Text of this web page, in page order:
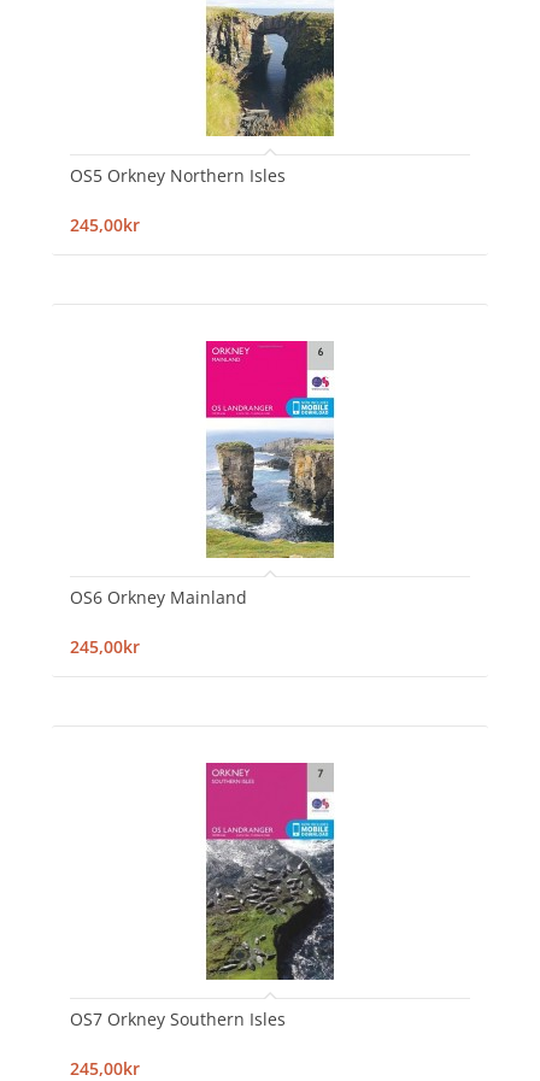
OS5 Orkney Northern Isles
245,00kr
OS6 Orkney Mainland
245,00kr
OS7 Orkney Southern Isles
245,00kr